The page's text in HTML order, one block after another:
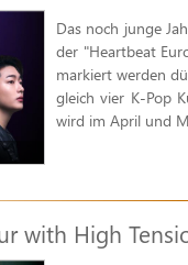
Das noch junge
der "Heartbeat
markiert werden
gleich vier K-Pop
wird im April und
with High